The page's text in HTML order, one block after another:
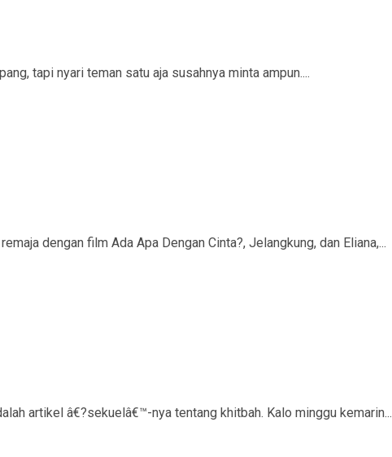
tapi nyari teman satu aja susahnya minta ampun....
dengan film Ada Apa Dengan Cinta?, Jelangkung, dan Eliana,...
artikel â€?sekuelâ€™-nya tentang khitbah. Kalo minggu kemarin...